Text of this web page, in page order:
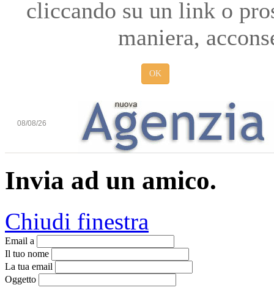
cliccando su un link o
maniera,
OK
08/08/26
Invia ad un amico.
Chiudi finestra
Email a
Il tuo nome
La tua email
Oggetto